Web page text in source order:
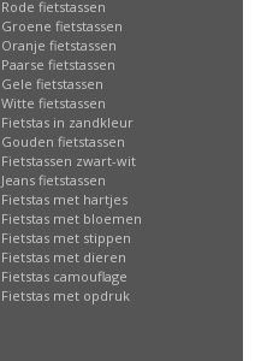
Rode fietstassen
Groene fietstassen
Oranje fietstassen
Paarse fietstassen
Gele fietstassen
Witte fietstassen
Fietstas in zandkleur
Gouden fietstassen
Fietstassen zwart-wit
Jeans fietstassen
Fietstas met hartjes
Fietstas met bloemen
Fietstas met stippen
Fietstas met dieren
Fietstas camouflage
Fietstas met opdruk